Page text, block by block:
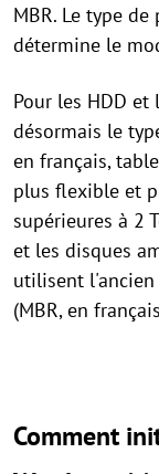
MBR. Le type
détermine le
Pour les HDD et
désormais le
en français,
plus flexible et
supérieures à 2
et les disques
utilisent l'ancien
(MBR, en
Comment